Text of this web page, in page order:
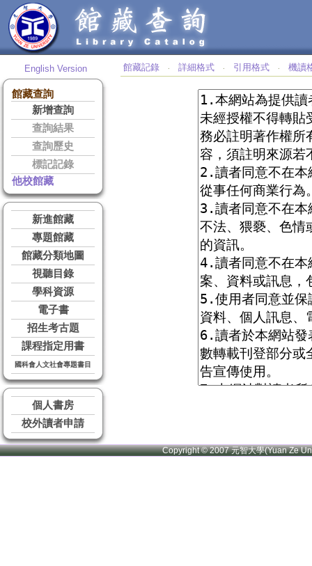
English Version
館藏查詢
新增查詢
查詢結果
查詢歷史
標記記錄
他校館藏
新進館藏
專題館藏
館藏分類地圖
視聽目錄
學科資源
電子書
招生考古題
課程指定用書
國科會人文社會專題書目
個人書房
校外讀者申請
館藏記錄 ‧ 詳細格式 ‧ 引用格式 ‧ 機讀
Copyright © 2007 元智大學(Yuan Ze